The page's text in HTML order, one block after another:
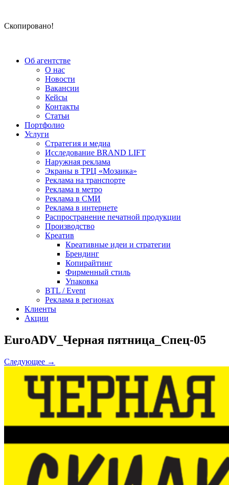
Скопировано!
Об агентстве
О нас
Новости
Вакансии
Кейсы
Контакты
Статьи
Портфолио
Услуги
Стратегия и медиа
Исследование BRAND LIFT
Наружная реклама
Экраны в ТРЦ «Мозаика»
Реклама на транспорте
Реклама в метро
Реклама в СМИ
Реклама в интернете
Распространение печатной продукции
Производство
Креатив
Креативные идеи и стратегии
Брендинг
Копирайтинг
Фирменный стиль
Упаковка
BTL / Event
Реклама в регионах
Клиенты
Акции
EuroADV_Черная пятница_Спец-05
Следующее →